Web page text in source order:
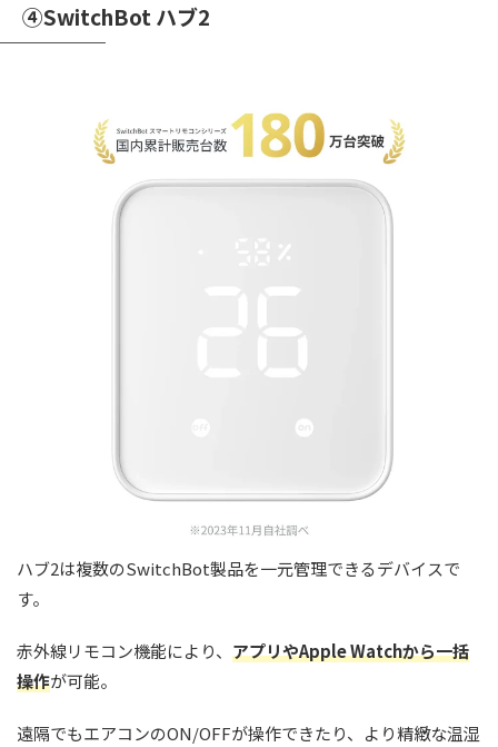
④SwitchBot ハブ2
ハブ2は複数のSwitchBot製品を一元管理できるデバイスで
す。
赤外線リモコン機能により、 アプリやApple Watchから一括
操作が可能。
遠隔でもエアコンのON/OFFが操作できたり、より精緻な温湿